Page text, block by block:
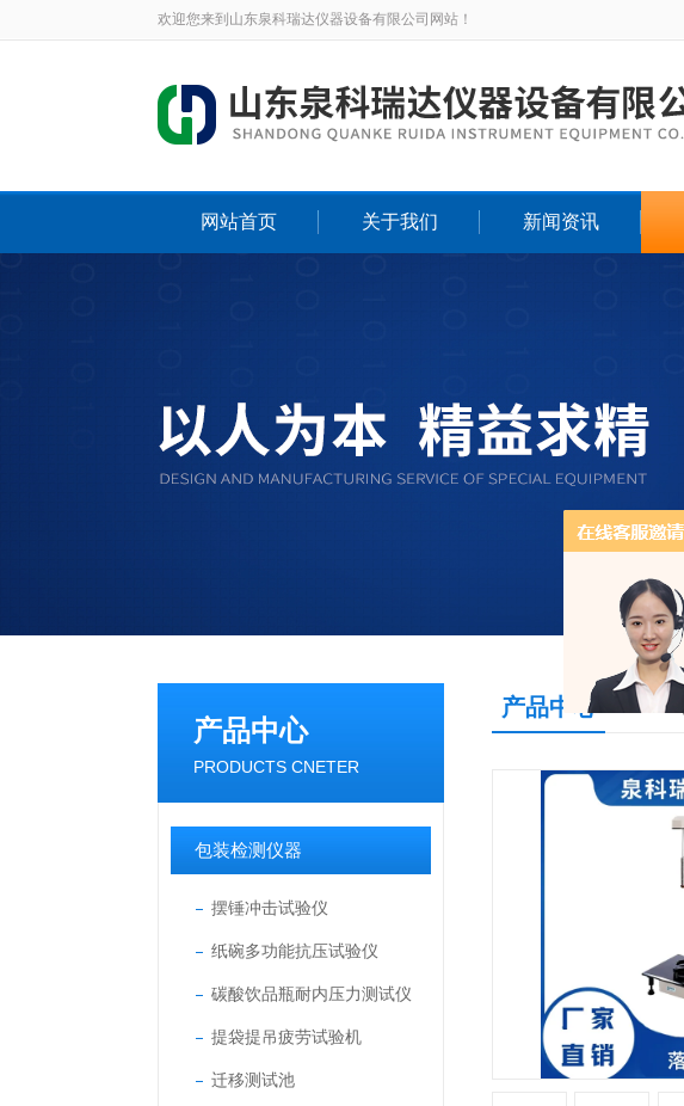
欢迎您来到山东泉科瑞达仪器设备有限公司网站！
网站首页 关于我们 新闻资讯
产品中心
PRODUCTS CNETER
包装检测仪器
摆锤冲击试验仪
纸碗多功能抗压试验仪
碳酸饮品瓶耐内压力测试仪
提袋提吊疲劳试验机
迁移测试池
产品中心